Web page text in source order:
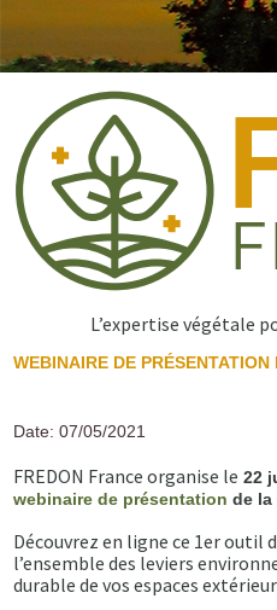
au
principal
L’expertise végétale
WEBINAIRE DE
Date: 07/05/2021
FREDON France organise le 22
webinaire de présentation de la
Découvrez en ligne ce 1er outil
l’ensemble des leviers
durable de vos espaces